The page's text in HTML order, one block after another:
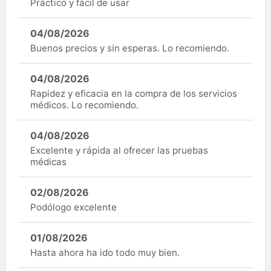
Práctico y fácil de usar
04/08/2026
Buenos precios y sin esperas. Lo recomiendo.
04/08/2026
Rapidez y eficacia en la compra de los servicios
médicos. Lo recomiendo.
04/08/2026
Excelente y rápida al ofrecer las pruebas
médicas
02/08/2026
Podólogo excelente
01/08/2026
Hasta ahora ha ido todo muy bien.